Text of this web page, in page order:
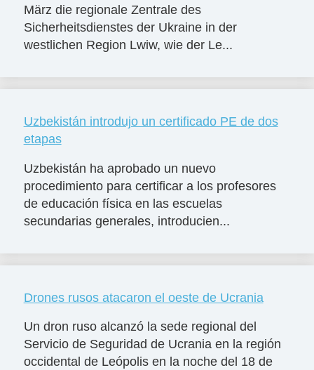
März die regionale Zentrale des
Sicherheitsdienstes der Ukraine in der
westlichen Region Lwiw, wie der Le...
Uzbekistán introdujo un certificado PE de dos
etapas
Uzbekistán ha aprobado un nuevo
procedimiento para certificar a los profesores
de educación física en las escuelas
secundarias generales, introducien...
Drones rusos atacaron el oeste de Ucrania
Un dron ruso alcanzó la sede regional del
Servicio de Seguridad de Ucrania en la región
occidental de Leópolis en la noche del 18 de